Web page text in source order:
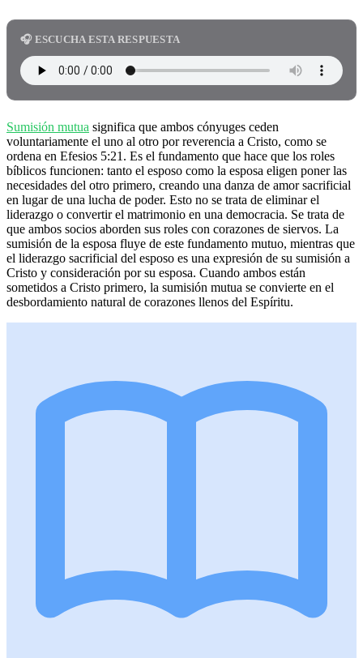
🎧 ESCUCHA ESTA RESPUESTA
Sumisión mutua significa que ambos cónyuges ceden
voluntariamente el uno al otro por reverencia a Cristo, como se
ordena en Efesios 5:21. Es el fundamento que hace que los roles
bíblicos funcionen: tanto el esposo como la esposa eligen poner las
necesidades del otro primero, creando una danza de amor sacrificial
en lugar de una lucha de poder. Esto no se trata de eliminar el
liderazgo o convertir el matrimonio en una democracia. Se trata de
que ambos socios aborden sus roles con corazones de siervos. La
sumisión de la esposa fluye de este fundamento mutuo, mientras que
el liderazgo sacrificial del esposo es una expresión de su sumisión a
Cristo y consideración por su esposa. Cuando ambos están
sometidos a Cristo primero, la sumisión mutua se convierte en el
desbordamiento natural de corazones llenos del Espíritu.